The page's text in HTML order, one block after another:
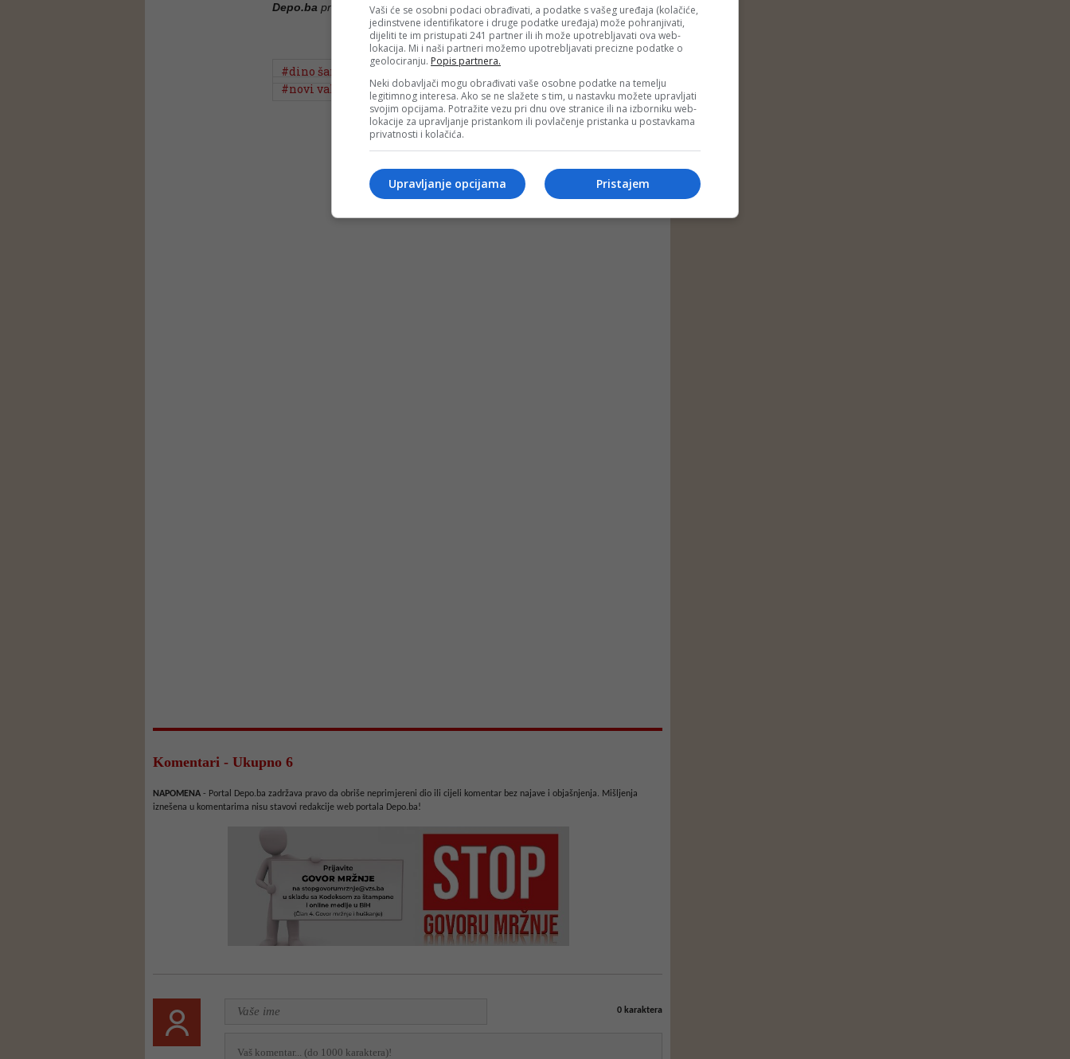
Depo.ba pratite putem društvenih mreža TwitteriFacebook
#dino šaran #letu štuke #Goran Bregović
#novi val
Komentari - Ukupno 6
NAPOMENA - Portal Depo.ba zadržava pravo da obriše neprimjereni dio ili cijeli komentar bez najave i objašnjenja. Mišljenja
iznešena u komentarima nisu stavovi redakcije web portala Depo.ba!
0karaktera
Vaši će se osobni podaci obrađivati, a podatke s vašeg uređaja (kolačiće,
jedinstvene identifikatore i druge podatke uređaja) može pohranjivati,
dijeliti te im pristupati 241 partner ili ih može upotrebljavati ova web-
lokacija. Mi i naši partneri možemo upotrebljavati precizne podatke o
geolociranju. Popis partnera.
Neki dobavljači mogu obrađivati vaše osobne podatke na temelju
legitimnog interesa. Ako se ne slažete s tim, u nastavku možete upravljati
svojim opcijama. Potražite vezu pri dnu ove stranice ili na izborniku web-
lokacije za upravljanje pristankom ili povlačenje pristanka u postavkama
privatnosti i kolačića.
Pristajem
Upravljanje opcijama